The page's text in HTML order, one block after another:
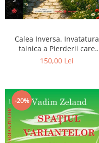
Calea Inversa. Invatatura
tainica a Pierderii care
vindeca sufletul - Cum
Dumnezeu
150,00 Lei
-20%